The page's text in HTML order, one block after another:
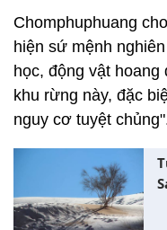
Chomphuphuang
hiện sứ mệnh
học, động vật
khu rừng này, đặc
nguy cơ tuyệt